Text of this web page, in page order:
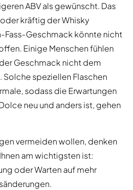
ABV als gewünscht. Das
kräftig der Whisky
Fass-Geschmack könnte nicht
Einige Menschen fühlen
Geschmack nicht dem
Solche speziellen Flaschen
sodass die Erwartungen
neu und anders ist, gehen
vermeiden wollen, denken
am wichtigsten ist:
oder Warten auf mehr